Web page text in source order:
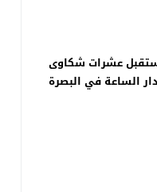
الخط المجاني (911) يستقبل عشرات شكاوى
الساعة في البصرة